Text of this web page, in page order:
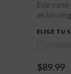
Este
de los
ELIGE TU
$89.99